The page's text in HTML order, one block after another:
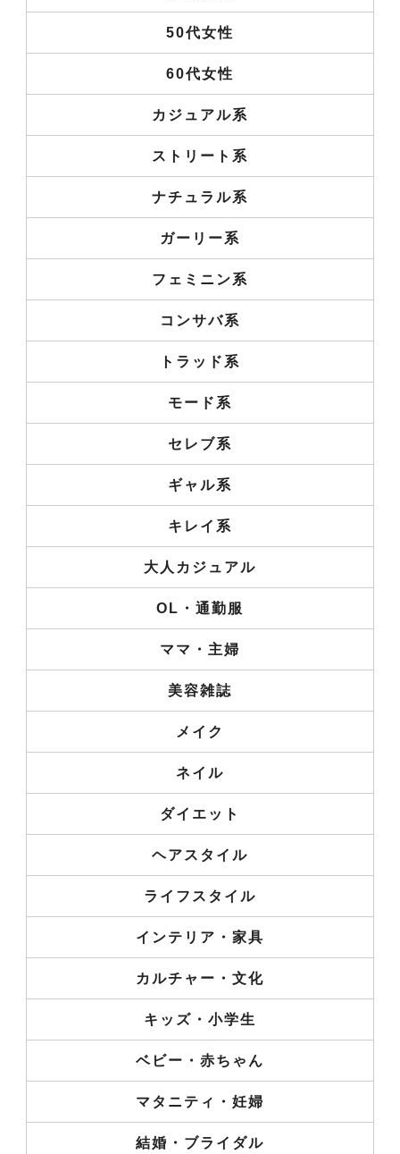
50代女性
60代女性
カジュアル系
ストリート系
ナチュラル系
ガーリー系
フェミニン系
コンサバ系
トラッド系
モード系
セレブ系
ギャル系
キレイ系
大人カジュアル
OL・通勤服
ママ・主婦
美容雑誌
メイク
ネイル
ダイエット
ヘアスタイル
ライフスタイル
インテリア・家具
カルチャー・文化
キッズ・小学生
ベビー・赤ちゃん
マタニティ・妊婦
結婚・ブライダル